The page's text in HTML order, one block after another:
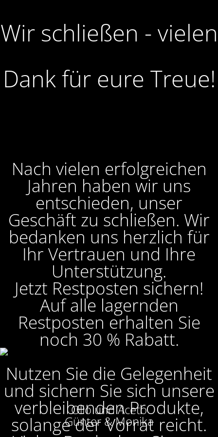
Wir schließen - vielen
Dank für eure Treue!
Nach vielen erfolgreichen
Jahren haben wir uns
entschieden, unser
Geschäft zu schließen. Wir
bedanken uns herzlich für
Ihr Vertrauen und Ihre
Unterstützung.
Jetzt Restposten sichern!
Auf alle lagernden
Restposten erhalten Sie
noch 30 % Rabatt.
Nutzen Sie die Gelegenheit
und sichern Sie sich unsere
verbleibenden Produkte,
solange der Vorrat reicht.
Olio und Aceto
Günter & Monika